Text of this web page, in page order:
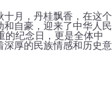
月，丹桂飘香，在这个
和自豪，迎来了中华人民
的纪念日，更是全体中
深厚的民族情感和历史意